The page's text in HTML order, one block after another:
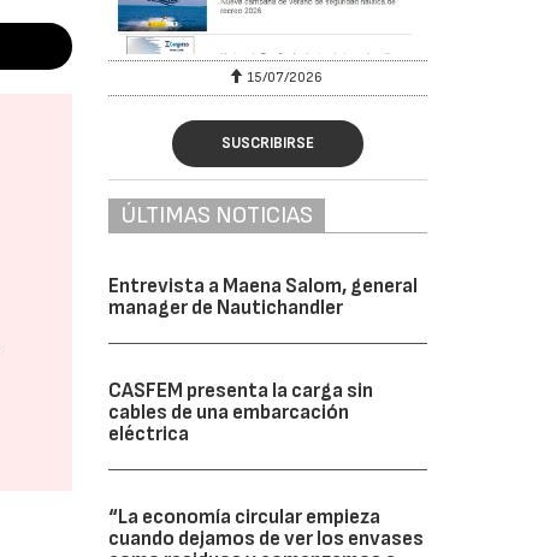
15/07/2026
SUSCRIBIRSE
ÚLTIMAS NOTICIAS
Entrevista a Maena Salom, general
manager de Nautichandler
CASFEM presenta la carga sin
cables de una embarcación
eléctrica
“La economía circular empieza
cuando dejamos de ver los envases